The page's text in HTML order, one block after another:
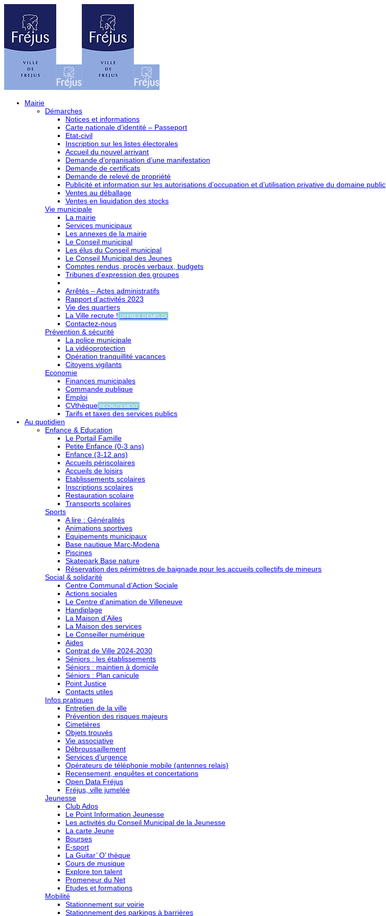
Mairie
Démarches
Notices et informations
Carte nationale d’identité – Passeport
Etat-civil
Inscription sur les listes électorales
Accueil du nouvel arrivant
Demande d’organisation d’une manifestation
Demande de certificats
Demande de relevé de propriété
Publicité et information sur les autorisations d’occupation et d’utilisation privative du domaine public
Ventes au déballage
Ventes en liquidation des stocks
Vie municipale
La mairie
Services municipaux
Les annexes de la mairie
Le Conseil municipal
Les élus du Conseil municipal
Le Conseil Municipal des Jeunes
Comptes rendus, procès verbaux, budgets
Tribunes d’expression des groupes
Arrêtés – Actes administratifs
Rapport d’activités 2023
Vie des quartiers
La Ville recrute ! OFFRES D'EMPLOI
Contactez-nous
Prévention & sécurité
La police municipale
La vidéoprotection
Opération tranquillité vacances
Citoyens vigilants
Economie
Finances municipales
Commande publique
Emploi
CVthèque RECRUTEMENT
Tarifs et taxes des services publics
Au quotidien
Enfance & Education
Le Portail Famille
Petite Enfance (0-3 ans)
Enfance (3-12 ans)
Accueils périscolaires
Accueils de loisirs
Etablissements scolaires
Inscriptions scolaires
Restauration scolaire
Transports scolaires
Sports
A lire : Généralités
Animations sportives
Equipements municipaux
Base nautique Marc-Modena
Piscines
Skatepark Base nature
Réservation des périmètres de baignade pour les accueils collectifs de mineurs
Social & solidarité
Centre Communal d’Action Sociale
Actions sociales
Le Centre d’animation de Villeneuve
Handiplage
La Maison d’Ailes
La Maison des services
Le Conseiller numérique
Aides
Contrat de Ville 2024-2030
Séniors : les établissements
Séniors : maintien à domicile
Séniors : Plan canicule
Point Justice
Contacts utiles
Infos pratiques
Entretien de la ville
Prévention des risques majeurs
Cimetières
Objets trouvés
Vie associative
Débroussaillement
Services d’urgence
Opérateurs de téléphonie mobile (antennes relais)
Recensement, enquêtes et concertations
Open Data Fréjus
Fréjus, ville jumelée
Jeunesse
Club Ados
Le Point Information Jeunesse
Les activités du Conseil Municipal de la Jeunesse
La carte Jeune
Bourses
E-sport
La Guitar’ O’ thèque
Cours de musique
Explore ton talent
Promeneur du Net
Etudes et formations
Mobilité
Stationnement sur voirie
Stationnement des parkings à barrières